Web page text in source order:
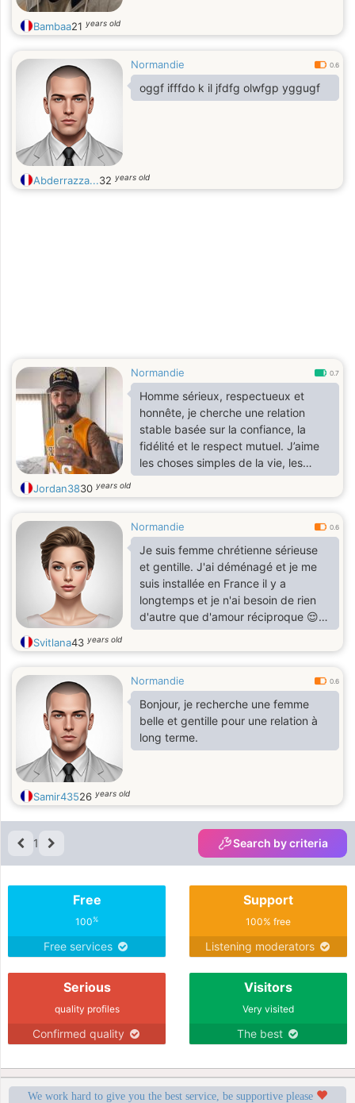
Bambaa21 years old
Normandie 0.6
oggf ifffdo k il jfdfg olwfgp yggugf
Abderrazza...32 years old
Normandie 0.7
Homme sérieux, respectueux et
honnête, je cherche une relation
stable basée sur la confiance, la
fidélité et le respect mutuel. J’aime
les choses simples de la vie, les
échanges vrais et les personnes
sincères… Mon souhait est de
une femme gentille, fidèle et
authentique, avec qui avancer main
dans la main
Jordan3830 years old
Normandie 0.6
Je suis femme chrétienne sérieuse
et gentille. J'ai déménagé et je me
suis installée en France il y a
longtemps et je n'ai besoin de rien
d'autre que d'amour réciproque 😌
J'ai trois grands garçons.
Svitlana43 years old
Normandie 0.6
Bonjour, je recherche une femme
belle et gentille pour une relation à
long terme.
Samir43526 years old
1 Search by criteria
Free
100%
Free services
Support
100% free
Listening moderators
Serious
quality profiles
Confirmed quality
Visitors
Very visited
The best
We work hard to give you the best service, be supportive please